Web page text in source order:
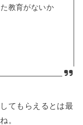
教育がないか
てもらえるとは最
。